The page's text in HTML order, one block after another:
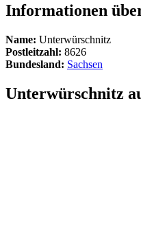
Informationen
Name: Unterwürschnitz
Postleitzahl: 8626
Bundesland: Sachsen
Unterwürschnitz